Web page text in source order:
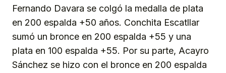
Fernando Davara se colgó la medalla de plata
en 200 espalda +50 años. Conchita Escatllar
sumó un bronce en 200 espalda +55 y una
plata en 100 espalda +55. Por su parte, Acayro
Sánchez se hizo con el bronce en 200 espalda